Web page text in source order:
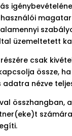
üzemeltetett
csak
össze,
nézve